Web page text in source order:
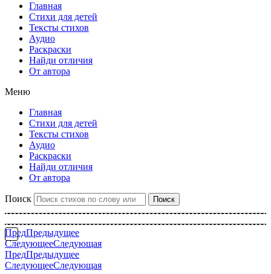
Главная
Стихи для детей
Тексты стихов
Аудио
Раскраски
Найди отличия
От автора
Меню
Главная
Стихи для детей
Тексты стихов
Аудио
Раскраски
Найди отличия
От автора
Поиск Поиск
ПредПредыдущее
СледующееСледующая
ПредПредыдущее
СледующееСледующая